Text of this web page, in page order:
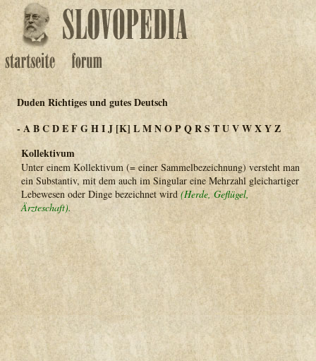
Duden Richtiges und gutes Deutsch
-ABCDEFGHIJ [K] LMNOPQRSTUVWXYZ
Kollektivum
Unter einem Kollektivum (= einer Sammelbezeichnung) versteht man
ein Substantiv, mit dem auch im Singular eine Mehrzahl gleichartiger
Lebewesen oder Dinge bezeichnet wird (Herde, Geflügel,
Ärzteschaft).